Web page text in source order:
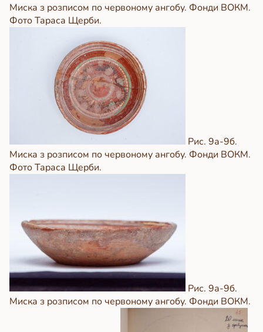
Миска з розписом по червоному ангобу. Фонди ВОКМ.
Фото Тараса Щерби.
Рис. 9а-9б.
Миска з розписом по червоному ангобу. Фонди ВОКМ.
Фото Тараса Щерби.
Рис. 9а-9б.
Миска з розписом по червоному ангобу. Фонди ВОКМ.